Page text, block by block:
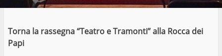
Torna la rassegna “Teatro e Tramonti” alla Rocca dei
Papi